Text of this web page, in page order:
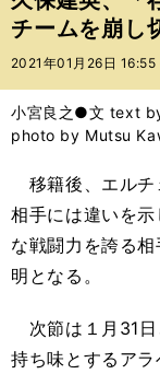
ポ
ル
バ
チームを崩し
2021年01月26日 16:55
小宮良之●文 text
photo by Mutsu
移籍後、エルチ
相手には違いを
な戦闘力を誇る
明となる。
次節は１月31日
持ち味とするアラ